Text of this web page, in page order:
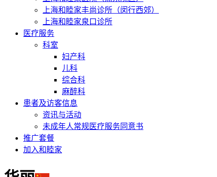
上海和睦家丰尚诊所（闵行西郊）
上海和睦家泉口诊所
医疗服务
科室
妇产科
儿科
综合科
麻醉科
患者及访客信息
资讯与活动
未成年人常规医疗服务同意书
推广套餐
加入和睦家